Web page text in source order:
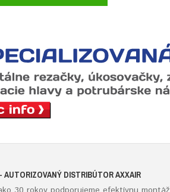
- AUTORIZOVANÝ DISTRIBÚTOR AXXAIR